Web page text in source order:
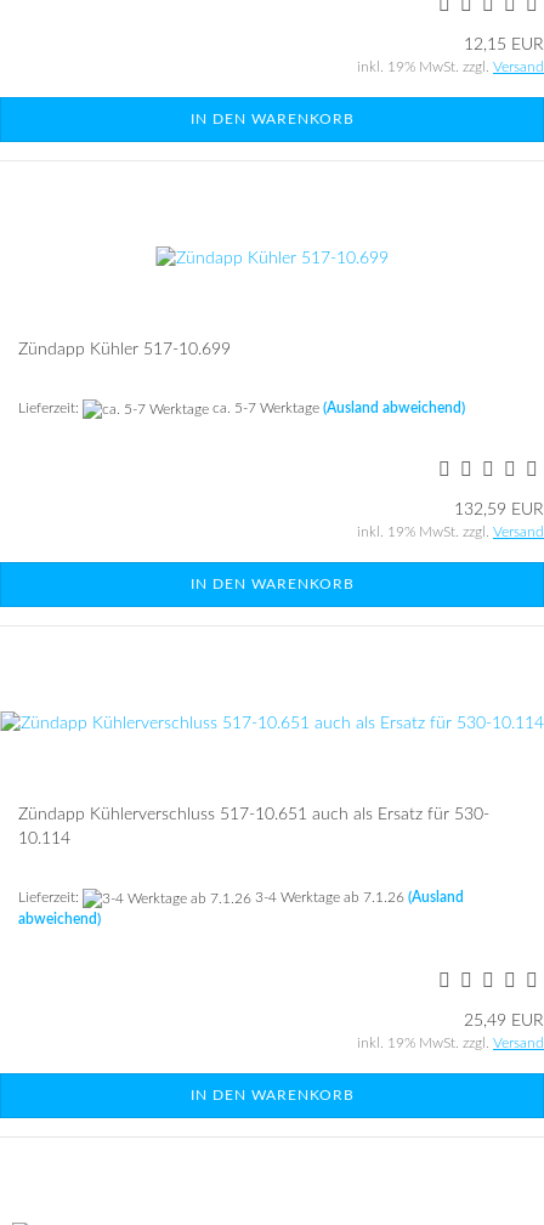
12,15 EUR
inkl. 19% MwSt. zzgl. Versand
IN DEN WARENKORB
Zünd­app Küh­ler 517-​10.699
Lieferzeit: ca. 5-7 Werktage (Ausland abweichend)
132,59 EUR
inkl. 19% MwSt. zzgl. Versand
IN DEN WARENKORB
Zünd­app Küh­ler­ver­schluss 517-​10.651 auch als Er­satz für 530-​
10.114
Lieferzeit: 3-4 Werktage ab 7.1.26 (Ausland
abweichend)
25,49 EUR
inkl. 19% MwSt. zzgl. Versand
IN DEN WARENKORB